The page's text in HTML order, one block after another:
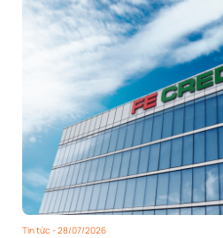
Tin tức - 28/07/2026